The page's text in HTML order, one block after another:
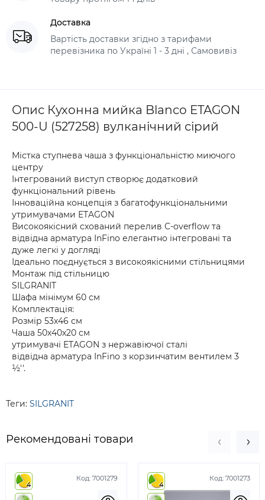
Доставка
Вартість доставки згідно з тарифами
перевізника по Україні 1 - 3 дні , Самовивіз
Опис Кухонна мийка Blanco ETAGON
500-U (527258) вулканічний сірий
Містка ступнева чаша з функціональністю миючого
центру
Інтегрований виступ створює додатковий
функціональний рівень
Інноваційна концепція з багатофункціональними
утримувачами ETAGON
Високоякісний схований перелив C-overflow та
відвідна арматура InFino елегантно інтегровані та
дуже легкі у догляді
Ідеально поєднується з високоякісними стільницями
Монтаж під стільницю
SILGRANIT
Шафа мінімум 60 см
Комплектація:
Розмір 53х46 см
Чаша 50х40х20 см
утримувачі ETAGON з нержавіючої сталі
відвідна арматура InFino з корзинчатим вентилем 3
½''.
Теги: SILGRANIT
Рекомендовані товари
Код: 7001279
4
Код: 7001273
4